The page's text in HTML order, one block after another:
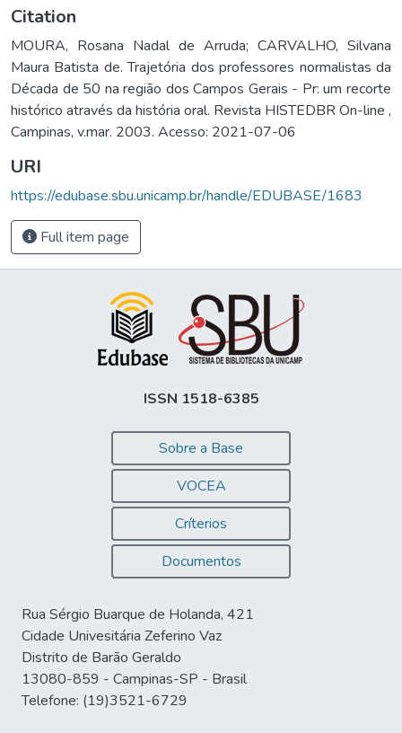
Citation
MOURA, Rosana Nadal de Arruda; CARVALHO, Silvana
Maura Batista de. Trajetória dos professores normalistas da
Década de 50 na região dos Campos Gerais - Pr: um recorte
histórico através da história oral. Revista HISTEDBR On-line ,
Campinas, v.mar. 2003. Acesso: 2021-07-06
URI
https://edubase.sbu.unicamp.br/handle/EDUBASE/1683
Full item page
ISSN 1518-6385
Sobre a Base
VOCEA
Críterios
Documentos
Rua Sérgio Buarque de Holanda, 421
Cidade Univesitária Zeferino Vaz
Distrito de Barão Geraldo
13080-859 - Campinas-SP - Brasil
Telefone: (19)3521-6729